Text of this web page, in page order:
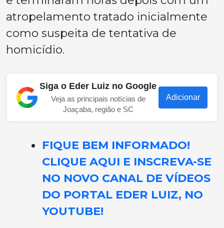
atropelamento tratado inicialmente
como suspeita de tentativa de
homicídio.
Siga o Eder Luiz no Google
Veja as principais notícias de
Joaçaba, região e SC
Adicionar
FIQUE BEM INFORMADO!
CLIQUE AQUI E INSCREVA-SE
NO NOVO CANAL DE VÍDEOS
DO PORTAL EDER LUIZ, NO
YOUTUBE!